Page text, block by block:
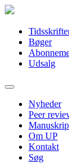
Bøger
Udsalg
Nyheder
Peer
Om UP
Kontakt
Søg